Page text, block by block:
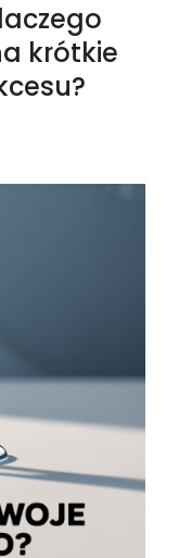
krótkie